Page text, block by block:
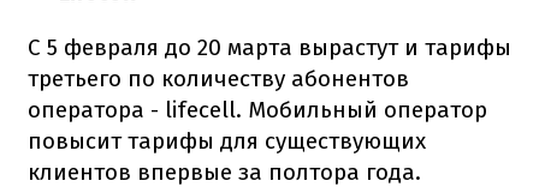
С 5 февраля до 20 марта вырастут и тарифы
третьего по количеству абонентов
оператора - lifecell. Мобильный оператор
повысит тарифы для существующих
клиентов впервые за полтора года.